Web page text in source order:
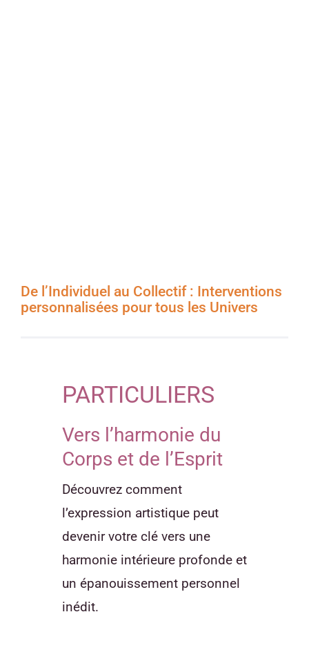
De l’Individuel au Collectif : Interventions
personnalisées pour tous les Univers
PARTICULIERS
Vers l’harmonie du
Corps et de l’Esprit
Découvrez comment
l’expression artistique peut
devenir votre clé vers une
harmonie intérieure profonde et
un épanouissement personnel
inédit.